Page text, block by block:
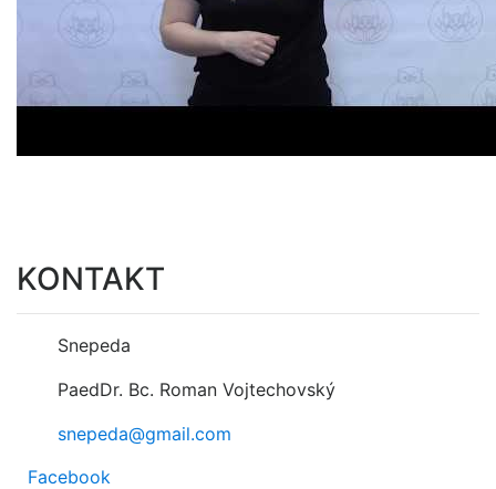
KONTAKT
Snepeda
PaedDr. Bc. Roman Vojtechovský
snepeda@gmail.com
Facebook